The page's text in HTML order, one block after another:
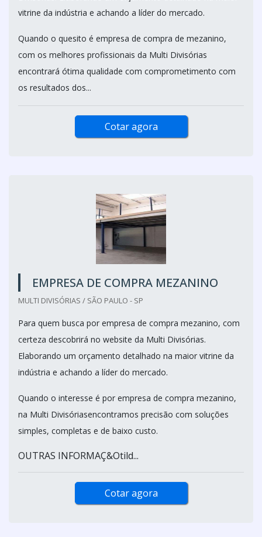
vitrine da indústria e achando a líder do mercado.
Quando o quesito é empresa de compra de mezanino,
com os melhores profissionais da Multi Divisórias
encontrará ótima qualidade com comprometimento com
os resultados dos...
Cotar agora
EMPRESA DE COMPRA MEZANINO
MULTI DIVISÓRIAS / SÃO PAULO - SP
Para quem busca por empresa de compra mezanino, com
certeza descobrirá no website da Multi Divisórias.
Elaborando um orçamento detalhado na maior vitrine da
indústria e achando a líder do mercado.
Quando o interesse é por empresa de compra mezanino,
na Multi Divisóriasencontramos precisão com soluções
simples, completas e de baixo custo.
OUTRAS INFORMAÇ&Otild...
Cotar agora